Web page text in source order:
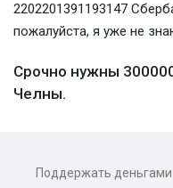
2202201391193147
пожалуйста, я уже не
Срочно нужны
Челны.
Поддержать деньгами